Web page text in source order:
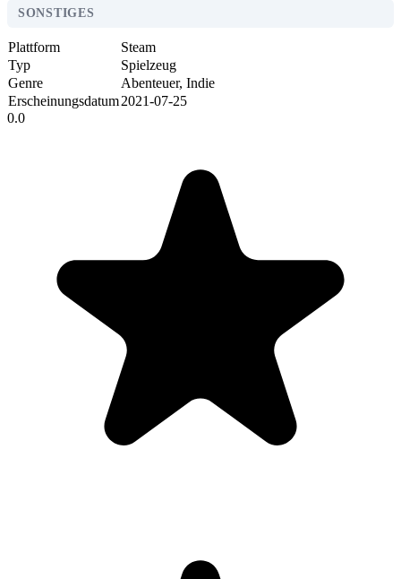
SONSTIGES
Plattform
Steam
Typ
Spielzeug
Genre
Abenteuer, Indie
Erscheinungsdatum2021-07-25
0.0